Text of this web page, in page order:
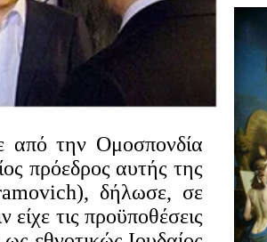
την Ομοσπονδία
πρόεδρος αυτής της
δήλωσε, σε
τις προϋποθέσεις